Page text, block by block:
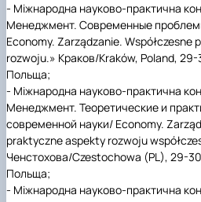
- Міжнародна науково-практична
Менеджмент. Современные
Economy. Zarządzanie. Współczesne
rozwoju.» Краков/Kraków, Poland,
Польща;
- Міжнародна науково-практична
Менеджмент. Теоретические и
современной науки/ Economy.
praktyczne aspekty rozwoju
Ченстохова/Czestochowa (PL), 29-
Польща;
- Міжнародна науково-практична